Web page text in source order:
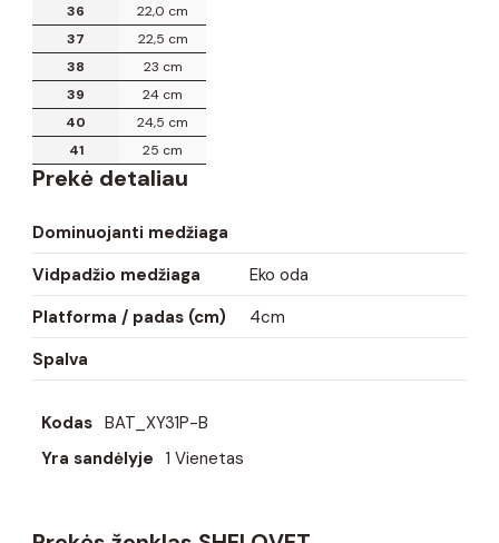
36
22,0 cm
37
22,5 cm
38
23 cm
39
24 cm
40
24,5 cm
41
25 cm
Prekė detaliau
Dominuojanti medžiaga
Vidpadžio medžiaga
Eko oda
Platforma / padas (cm)
4cm
Spalva
Kodas BAT_XY31P-B
Yra sandėlyje 1 Vienetas